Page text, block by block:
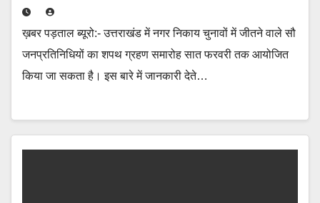
ख़बर पड़ताल ब्यूरो:- उत्तराखंड में नगर निकाय चुनावों में जीतने वाले सौ
जनप्रतिनिधियों का शपथ ग्रहण समारोह सात फरवरी तक आयोजित
किया जा सकता है। इस बारे में जानकारी देते…